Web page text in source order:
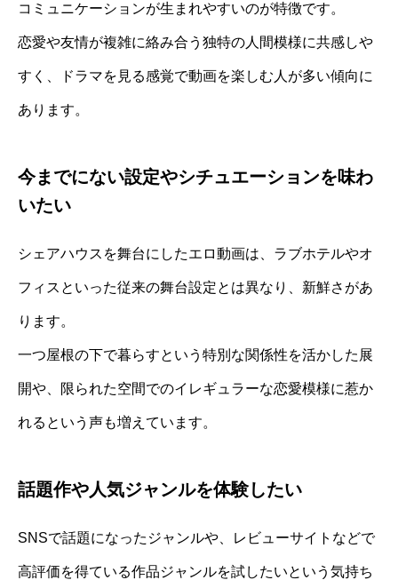
コミュニケーションが生まれやすいのが特徴です。
恋愛や友情が複雑に絡み合う独特の人間模様に共感しや
すく、ドラマを見る感覚で動画を楽しむ人が多い傾向に
あります。
今までにない設定やシチュエーションを味わ
いたい
シェアハウスを舞台にしたエロ動画は、ラブホテルやオ
フィスといった従来の舞台設定とは異なり、新鮮さがあ
ります。
一つ屋根の下で暮らすという特別な関係性を活かした展
開や、限られた空間でのイレギュラーな恋愛模様に惹か
れるという声も増えています。
話題作や人気ジャンルを体験したい
SNSで話題になったジャンルや、レビューサイトなどで
高評価を得ている作品ジャンルを試したいという気持ち